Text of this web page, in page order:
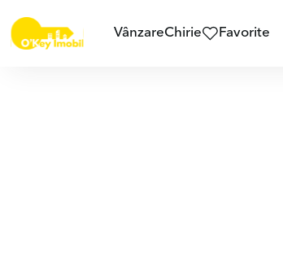
VânzareChirie Favorite